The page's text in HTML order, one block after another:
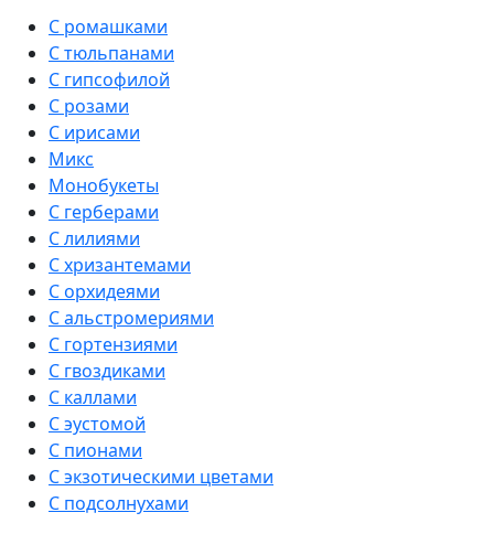
С ромашками
С тюльпанами
С гипсофилой
С розами
С ирисами
Микс
Монобукеты
С герберами
С лилиями
С хризантемами
С орхидеями
С альстромериями
С гортензиями
С гвоздиками
С каллами
С эустомой
С пионами
С экзотическими цветами
С подсолнухами